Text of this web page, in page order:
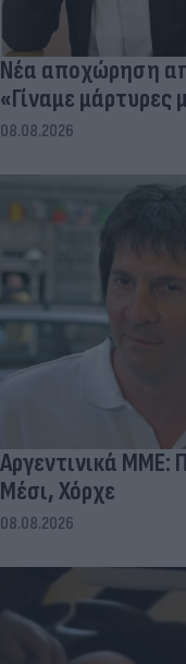
Νέα αποχώρηση
«Γίναμε μάρτυρες
08.08.2026
Αργεντινικά ΜΜΕ:
Μέσι, Χόρχε
08.08.2026